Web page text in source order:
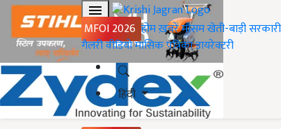
MFOI 2026 होमख़बरेंमौसमखेती-बाड़ी
गैलरीवीडियोमासिक पत्रिकाडायरेक्टरी
हिंदी